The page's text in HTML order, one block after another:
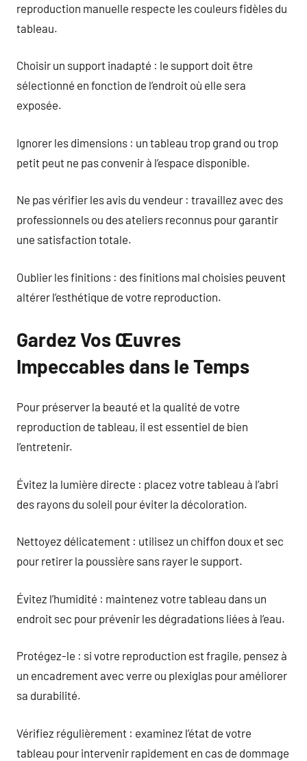
reproduction manuelle respecte les couleurs fidèles du
tableau.
Choisir un support inadapté : le support doit être
sélectionné en fonction de l’endroit où elle sera
exposée.
Ignorer les dimensions : un tableau trop grand ou trop
petit peut ne pas convenir à l’espace disponible.
Ne pas vérifier les avis du vendeur : travaillez avec des
professionnels ou des ateliers reconnus pour garantir
une satisfaction totale.
Oublier les finitions : des finitions mal choisies peuvent
altérer l’esthétique de votre reproduction.
Gardez Vos Œuvres
Impeccables dans le Temps
Pour préserver la beauté et la qualité de votre
reproduction de tableau, il est essentiel de bien
l’entretenir.
Évitez la lumière directe : placez votre tableau à l’abri
des rayons du soleil pour éviter la décoloration.
Nettoyez délicatement : utilisez un chiffon doux et sec
pour retirer la poussière sans rayer le support.
Évitez l’humidité : maintenez votre tableau dans un
endroit sec pour prévenir les dégradations liées à l’eau.
Protégez-le : si votre reproduction est fragile, pensez à
un encadrement avec verre ou plexiglas pour améliorer
sa durabilité.
Vérifiez régulièrement : examinez l’état de votre
tableau pour intervenir rapidement en cas de dommage